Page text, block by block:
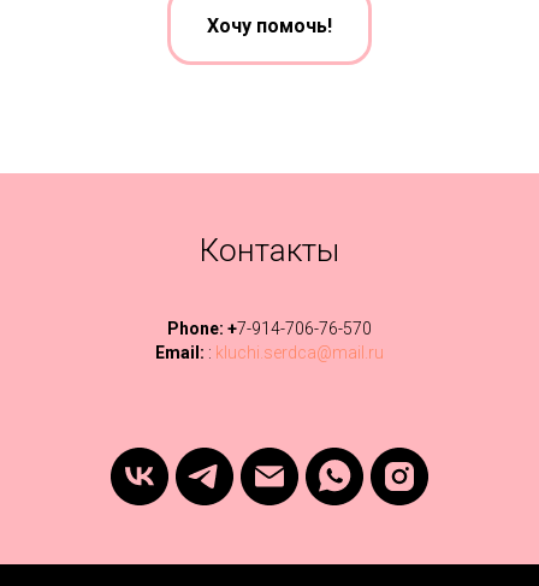
Хочу помочь!
Контакты
Phone: +7-914-706-76-570
Email: : kluchi.serdca@mail.ru